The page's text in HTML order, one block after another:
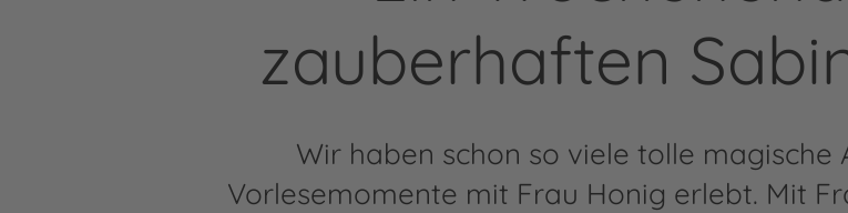
zauberhaften
Wir haben schon so viele tolle
Vorlesemomente mit Frau Honig erlebt. Mit